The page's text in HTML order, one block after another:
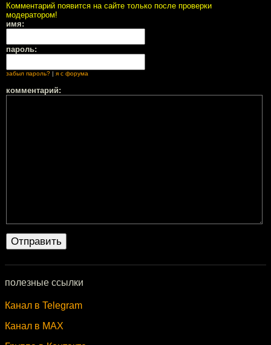
Комментарий появится на сайте только после проверки
модератором!
имя:
пароль:
забыл пароль? | я с форума
комментарий:
полезные ссылки
Канал в Telegram
Канал в MAX